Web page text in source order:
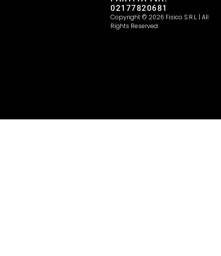
02177820681
Copyright © 2026 Fisico S.R.L. | All
Rights Reserved.